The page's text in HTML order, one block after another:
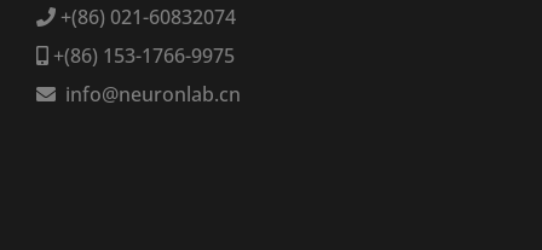
+(86) 021-60832074
+(86) 153-1766-9975
info@neuronlab.cn